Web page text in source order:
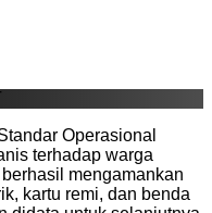
Operasional
terhadap warga
mengamankan
kartu remi, dan benda